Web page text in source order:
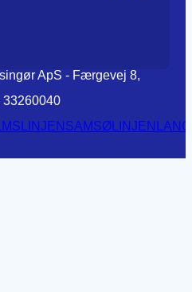
ApS - Færgevej 8,
33260040
SAMSØLINJEN